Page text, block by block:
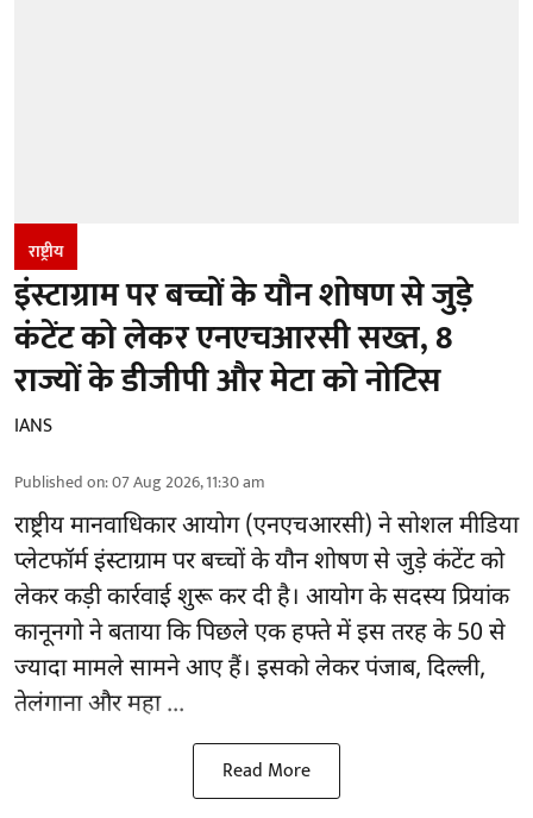
राष्ट्रीय
इंस्टाग्राम पर बच्चों के यौन शोषण से जुड़े
कंटेंट को लेकर एनएचआरसी सख्त, 8
राज्यों के डीजीपी और मेटा को नोटिस
IANS
Published on:07 Aug 2026, 11:30 am
राष्ट्रीय मानवाधिकार आयोग(एनएचआरसी) ने सोशल मीडिया
प्लेटफॉर्म इंस्टाग्राम पर बच्चों के यौन शोषण से जुड़े कंटेंट को
लेकर कड़ी कार्रवाई शुरू कर दी है। आयोग के सदस्य प्रियांक
कानूनगो ने बताया कि पिछले एक हफ्ते में इस तरह के 50 से
ज्यादा मामले सामने आए हैं। इसको लेकर पंजाब, दिल्ली,
तेलंगाना और महा ...
Read More